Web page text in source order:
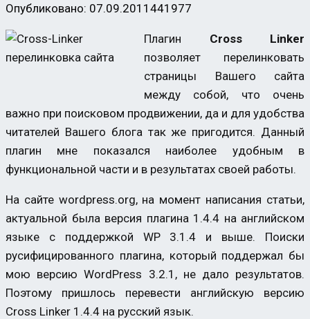
Опубликовано: 07.09.2011 441977
Плагин Cross Linker
позволяет перелинковать
страницы Вашего сайта
между собой, что очень
важно при поисковом продвижении, да и для удобства
читателей Вашего блога так же пригодится. Данный
плагин мне показался наиболее удобным в
функциональной части и в результатах своей работы.
На сайте wordpress.org, на момент написания статьи,
актуальной была версия плагина 1.4.4 на английском
языке с поддержкой WP 3.1.4 и выше. Поиски
русифицированного плагина, который поддержал бы
мою версию WordPress 3.2.1, не дало результатов.
Поэтому пришлось перевести английскую версию
Cross Linker 1.4.4 на русский язык.